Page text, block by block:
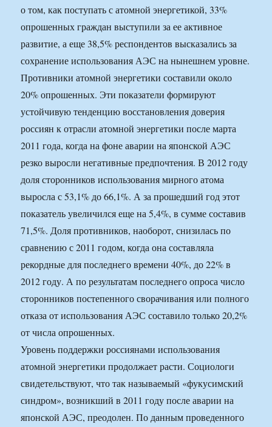
о том, как поступать с атомной энергетикой, 33%
опрошенных граждан выступили за ее активное
развитие, а еще 38,5% респондентов высказались за
сохранение использования АЭС на нынешнем уровне.
Противники атомной энергетики составили около
20% опрошенных. Эти показатели формируют
устойчивую тенденцию восстановления доверия
россиян к отрасли атомной энергетики после марта
2011 года, когда на фоне аварии на японской АЭС
резко выросли негативные предпочтения. В 2012 году
доля сторонников использования мирного атома
выросла с 53,1% до 66,1%. А за прошедший год этот
показатель увеличился еще на 5,4%, в сумме составив
71,5%. Доля противников, наоборот, снизилась по
сравнению с 2011 годом, когда она составляла
рекордные для последнего времени 40%, до 22% в
2012 году. А по результатам последнего опроса число
сторонников постепенного сворачивания или полного
отказа от использования АЭС составило только 20,2%
от числа опрошенных.
Уровень поддержки россиянами использования
атомной энергетики продолжает расти. Социологи
свидетельствуют, что так называемый «фукусимский
синдром», возникший в 2011 году после аварии на
японской АЭС, преодолен. По данным проведенного